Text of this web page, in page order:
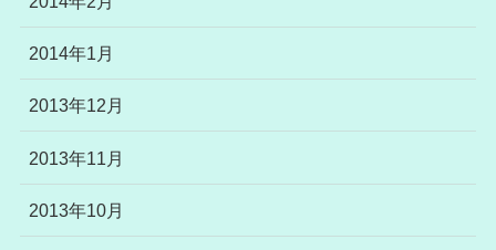
2014年1月
2013年12月
2013年11月
2013年10月